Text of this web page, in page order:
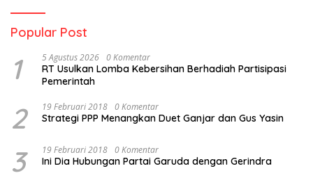
Popular Post
1 5 Agustus 2026 0 Komentar
RT Usulkan Lomba Kebersihan Berhadiah Partisipasi
Pemerintah
2 19 Februari 2018 0 Komentar
Strategi PPP Menangkan Duet Ganjar dan Gus Yasin
3 19 Februari 2018 0 Komentar
Ini Dia Hubungan Partai Garuda dengan Gerindra